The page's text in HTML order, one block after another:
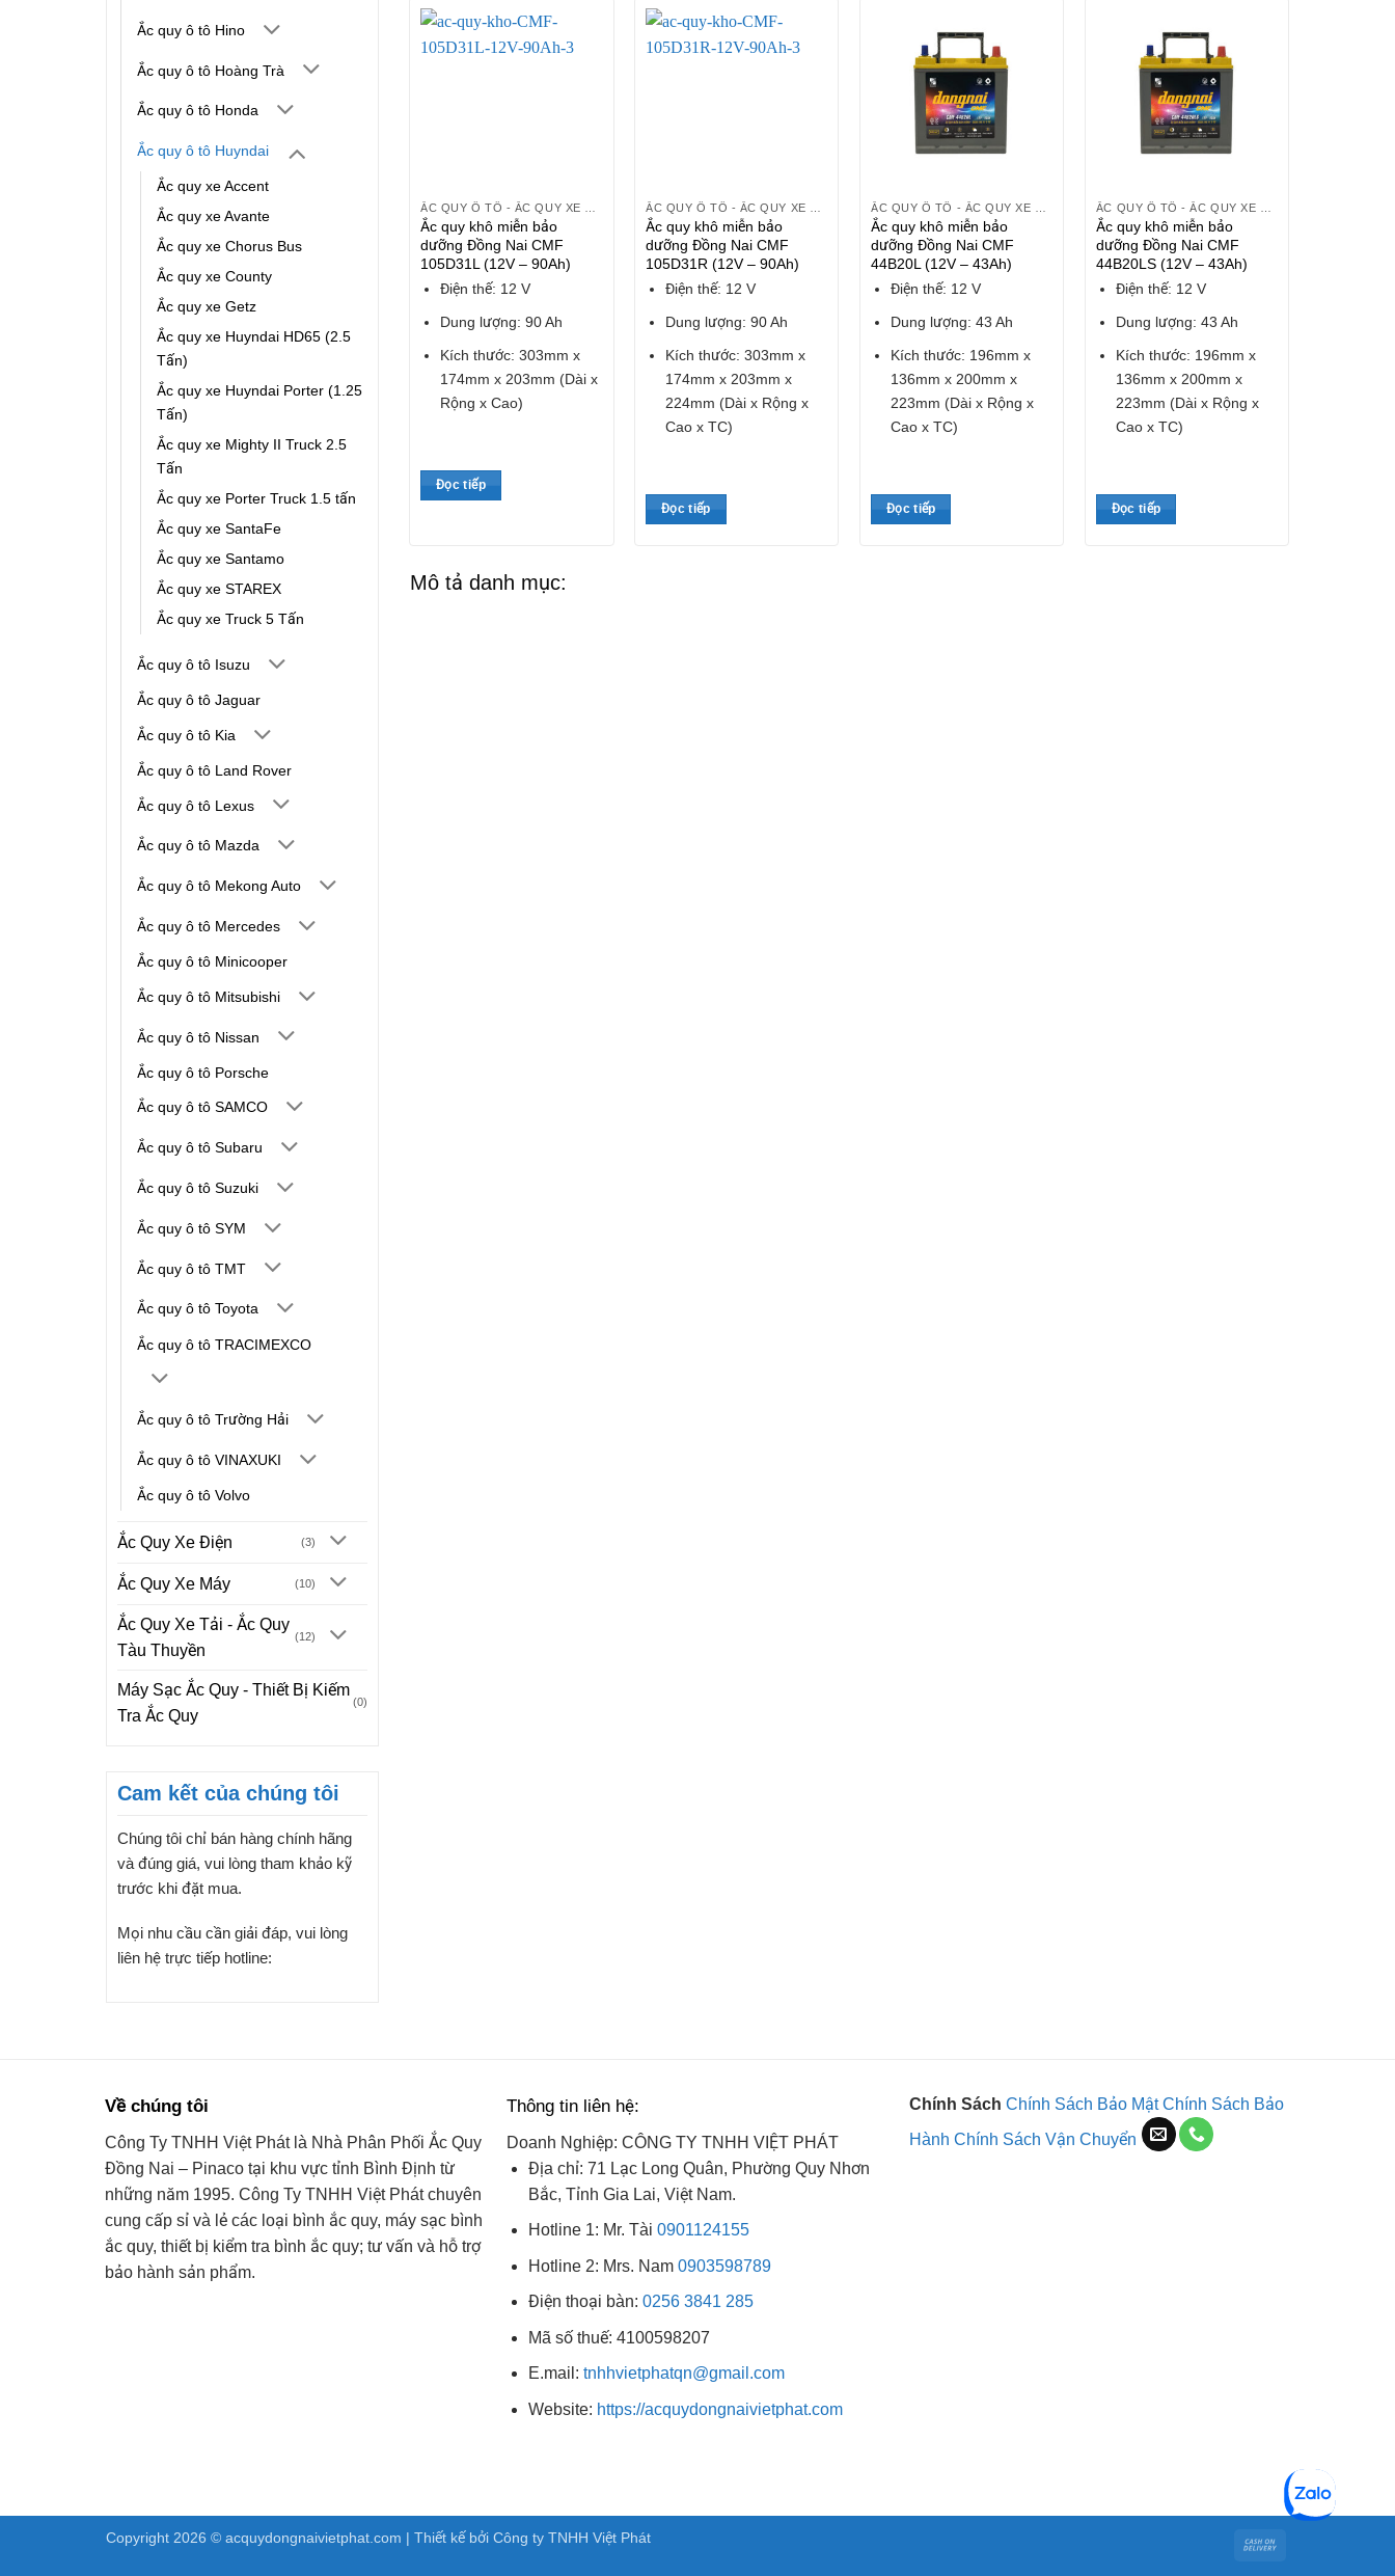
Ắc quy ô tô Hino
Ắc quy ô tô Hoàng Trà
Ắc quy ô tô Honda
Ắc quy ô tô Huyndai
Ắc quy xe Accent
Ắc quy xe Avante
Ắc quy xe Chorus Bus
Ắc quy xe County
Ắc quy xe Getz
Ắc quy xe Huyndai HD65 (2.5
Tấn)
Ắc quy xe Huyndai Porter (1.25
Tấn)
Ắc quy xe Mighty II Truck 2.5
Tấn
Ắc quy xe Porter Truck 1.5 tấn
Ắc quy xe SantaFe
Ắc quy xe Santamo
Ắc quy xe STAREX
Ắc quy xe Truck 5 Tấn
Ắc quy ô tô Isuzu
Ắc quy ô tô Jaguar
Ắc quy ô tô Kia
Ắc quy ô tô Land Rover
Ắc quy ô tô Lexus
Ắc quy ô tô Mazda
Ắc quy ô tô Mekong Auto
Ắc quy ô tô Mercedes
Ắc quy ô tô Minicooper
Ắc quy ô tô Mitsubishi
Ắc quy ô tô Nissan
Ắc quy ô tô Porsche
Ắc quy ô tô SAMCO
Ắc quy ô tô Subaru
Ắc quy ô tô Suzuki
Ắc quy ô tô SYM
Ắc quy ô tô TMT
Ắc quy ô tô Toyota
Ắc quy ô tô TRACIMEXCO
Ắc quy ô tô Trường Hải
Ắc quy ô tô VINAXUKI
Ắc quy ô tô Volvo
Ắc Quy Xe Điện (3)
Ắc Quy Xe Máy (10)
Ắc Quy Xe Tải - Ắc Quy
Tàu Thuyền
(12)
Máy Sạc Ắc Quy - Thiết Bị Kiếm
Tra Ắc Quy
(0)
Cam kết của chúng tôi
Chúng tôi chỉ bán hàng chính hãng
và đúng giá, vui lòng tham khảo kỹ
trước khi đặt mua.
Mọi nhu cầu cần giải đáp, vui lòng
liên hệ trực tiếp hotline:
Ắc quy khô miễn bảo
dưỡng Đồng Nai CMF
105D31L (12V – 90Ah)
Điện thế: 12 V
Dung lượng: 90 Ah
Kích thước: 303mm x
174mm x 203mm (Dài x
Rộng x Cao)
Đọc tiếp
Ắc quy khô miễn bảo
dưỡng Đồng Nai CMF
105D31R (12V – 90Ah)
Điện thế: 12 V
Dung lượng: 90 Ah
Kích thước: 303mm x
174mm x 203mm x
224mm (Dài x Rộng x
Cao x TC)
Đọc tiếp
Ắc quy khô miễn bảo
dưỡng Đồng Nai CMF
44B20L (12V – 43Ah)
Điện thế: 12 V
Dung lượng: 43 Ah
Kích thước: 196mm x
136mm x 200mm x
223mm (Dài x Rộng x
Cao x TC)
Đọc tiếp
Ắc quy khô miễn bảo
dưỡng Đồng Nai CMF
44B20LS (12V – 43Ah)
Điện thế: 12 V
Dung lượng: 43 Ah
Kích thước: 196mm x
136mm x 200mm x
223mm (Dài x Rộng x
Cao x TC)
Đọc tiếp
Mô tả danh mục:
Về chúng tôi
Công Ty TNHH Việt Phát là Nhà Phân Phối Ắc Quy
Đồng Nai – Pinaco tại khu vực tỉnh Bình Định từ
những năm 1995. Công Ty TNHH Việt Phát chuyên
cung cấp sỉ và lẻ các loại bình ắc quy, máy sạc bình
ắc quy, thiết bị kiểm tra bình ắc quy; tư vấn và hỗ trợ
bảo hành sản phẩm.
Thông tin liên hệ:
Doanh Nghiệp: CÔNG TY TNHH VIỆT PHÁT
Địa chỉ: 71 Lạc Long Quân, Phường Quy Nhơn
Bắc, Tỉnh Gia Lai, Việt Nam.
Hotline 1: Mr. Tài 0901124155
Hotline 2: Mrs. Nam 0903598789
Điện thoại bàn: 0256 3841 285
Mã số thuế: 4100598207
E.mail: tnhhvietphatqn@gmail.com
Website: https://acquydongnaivietphat.com
Chính Sách Chính Sách Bảo Mật Chính Sách Bảo
Hành Chính Sách Vận Chuyển
Copyright 2026 © acquydongnaivietphat.com | Thiết kế bởi Công ty TNHH Việt Phát